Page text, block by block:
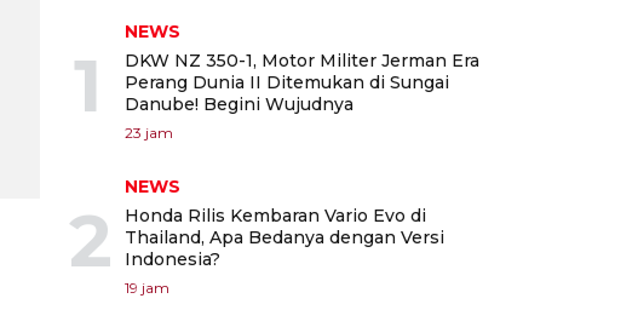
1
NEWS
DKW NZ 350-1, Motor Militer Jerman Era
Perang Dunia II Ditemukan di Sungai
Danube! Begini Wujudnya
23 jam
2
NEWS
Honda Rilis Kembaran Vario Evo di
Thailand, Apa Bedanya dengan Versi
Indonesia?
19 jam